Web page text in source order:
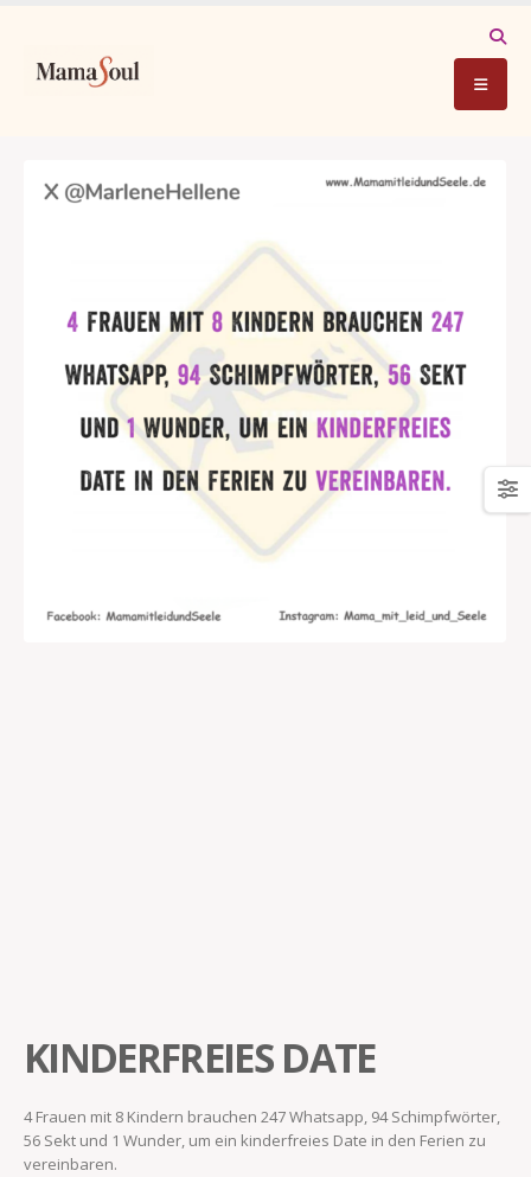
KINDERFREIES DATE
4 Frauen mit 8 Kindern brauchen 247 Whatsapp, 94 Schimpfwörter,
56 Sekt und 1 Wunder, um ein kinderfreies Date in den Ferien zu
vereinbaren.